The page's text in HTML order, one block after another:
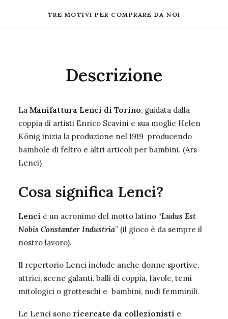
TRE MOTIVI PER COMPRARE DA NOI
Descrizione
La Manifattura Lenci di Torino, guidata dalla
coppia di artisti Enrico Scavini e sua moglie Helen
König inizia la produzione nel 1919 producendo
bambole di feltro e altri articoli per bambini. (Ars
Lenci)
Cosa significa Lenci?
Lenci è un acronimo del motto latino “Ludus Est
Nobis Constanter Industria” (il gioco è da sempre il
nostro lavoro).
Il repertorio Lenci include anche donne sportive,
attrici, scene galanti, balli di coppia, favole, temi
mitologici o grotteschi e bambini, nudi femminili.
Le Lenci sono ricercate da collezionisti e